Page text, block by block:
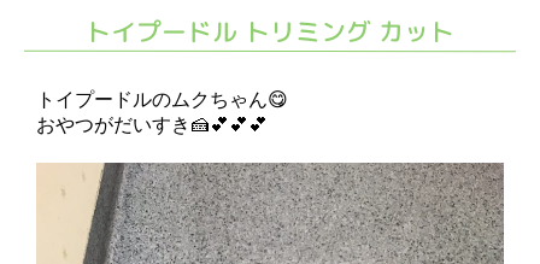
トイプードル トリミング カット
トイプードルのムクちゃん😋
おやつがだいすき🍰💕💕💕